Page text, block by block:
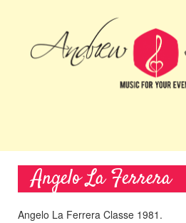
principale
Angelo La Ferrera
Angelo La Ferrera Classe 1981.